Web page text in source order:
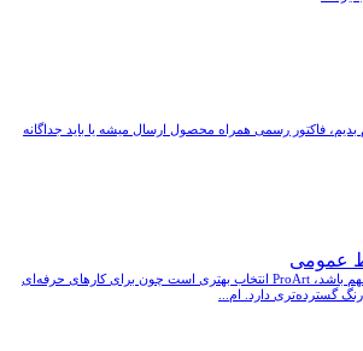
بدیم، فاکتور رسمی همراه محصول ارسال میشه یا باید جداگانه
عمومی
اگر دقت رنگ برایتان مهم باشد، ProArt انتخاب بهتری است چون برای کارهای حرفه‌ای
گسترده‌تری دارد. ام...